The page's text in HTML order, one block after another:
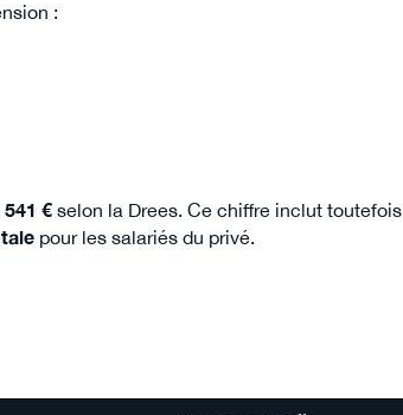
:
541 € selon la Drees. Ce chiffre inclut toutefois
pour les salariés du privé.